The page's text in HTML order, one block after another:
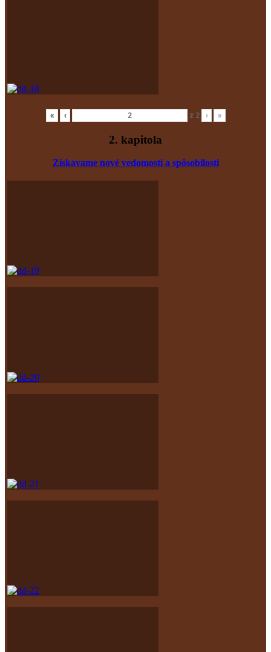
« ‹ z 2 › »
2. kapitola
Získavame nové vedomosti a spôsobilosti